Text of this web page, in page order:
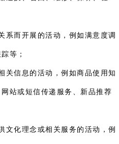
系而开展的活动，例如满意度调
等；
关信息的活动，例如商品使用知
站或短信传递服务、新品推荐
文化理念或相关服务的活动，例